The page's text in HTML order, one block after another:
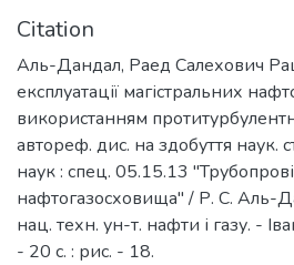
Citation
Аль-Дандал, Раед Салехович
експлуатації магістральних
використанням
автореф. дис. на здобуття наук.
наук : спец. 05.15.13
нафтогазосховища" / Р. С. Аль-
нац. техн. ун-т. нафти і газу. -
- 20 с. : рис. - 18.